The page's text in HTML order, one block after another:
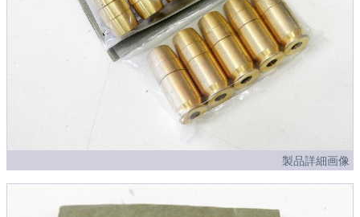
製品詳細画像